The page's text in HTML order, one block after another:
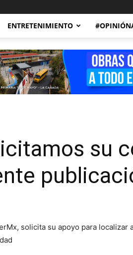
ENTRETENIMIENTO
su
solicita su apoyo para localizar